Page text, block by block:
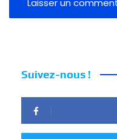
Suivez-nous !